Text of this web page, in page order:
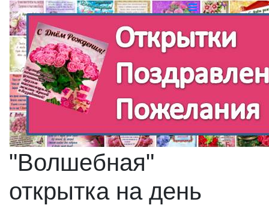
"Волшебная"
открытка на день